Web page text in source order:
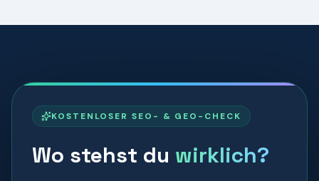
KOSTENLOSER SEO- & GEO-CHECK
Wo stehst du wirklich?